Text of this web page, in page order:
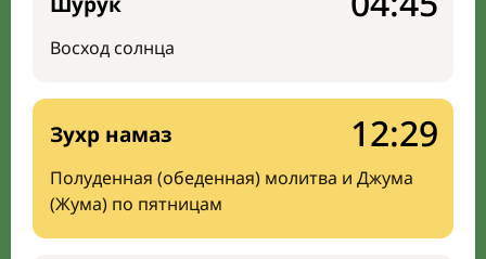
Восход солнца
Зухр намаз
Полуденная (обеденная) молитва и Джума
(Жума) по пятницам
12:29